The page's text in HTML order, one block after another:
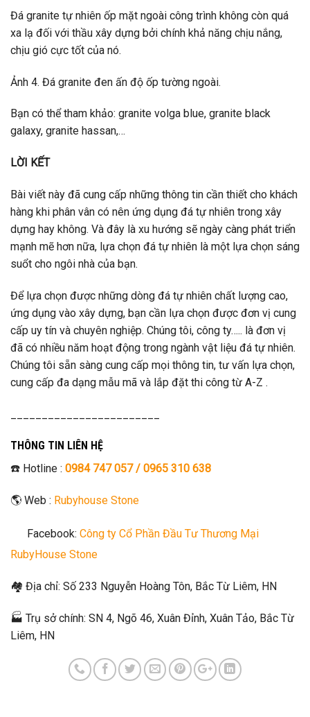
Đá granite tự nhiên ốp mặt ngoài công trình không còn quá
xa lạ đối với thầu xây dựng bởi chính khả năng chịu nắng,
chịu gió cực tốt của nó.
Ảnh 4. Đá granite đen ấn độ ốp tường ngoài.
Bạn có thể tham khảo: granite volga blue, granite black
galaxy, granite hassan,…
LỜI KẾT
Bài viết này đã cung cấp những thông tin cần thiết cho khách
hàng khi phân vân có nên ứng dụng đá tự nhiên trong xây
dựng hay không. Và đây là xu hướng sẽ ngày càng phát triển
mạnh mẽ hơn nữa, lựa chọn đá tự nhiên là một lựa chọn sáng
suổt cho ngôi nhà của bạn.
Để lựa chọn được những dòng đá tự nhiên chất lượng cao,
ứng dụng vào xây dựng, bạn cần lựa chọn được đơn vị cung
cấp uy tín và chuyên nghiệp. Chúng tôi, công ty….. là đơn vị
đã có nhiều năm hoạt động trong ngành vật liệu đá tự nhiên.
Chúng tôi sẵn sàng cung cấp mọi thông tin, tư vấn lựa chọn,
cung cấp đa dạng mẫu mã và lắp đặt thi công từ A-Z .
THÔNG TIN LIÊN HỆ
☎️ Hotline : 0984 747 057 / 0965 310 638
🌎 Web : Rubyhouse Stone
Facebook: Công ty Cổ Phần Đầu Tư Thương Mại
RubyHouse Stone
🏘 Địa chỉ: Số 233 Nguyễn Hoàng Tôn, Bắc Từ Liêm, HN
🏭 Trụ sở chính: SN 4, Ngõ 46, Xuân Đỉnh, Xuân Tảo, Bắc Từ
Liêm, HN